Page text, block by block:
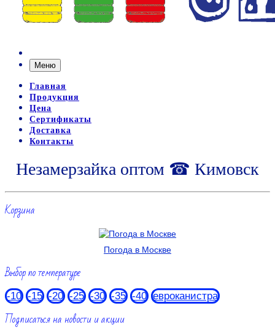
Меню
Главная
Продукция
Цена
Сертификаты
Доставка
Контакты
Незамерзайка оптом ☎ Кимовск
Корзина
Погода в Москве
Выбор по температуре
-10 -15 -20 -25 -30 -35 -40 евроканистра
Подписаться на новости и акции